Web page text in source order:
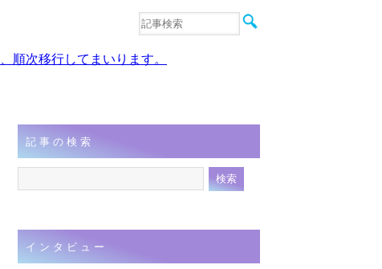
音楽
次移行してまいります。
記事の検索
インタビュー